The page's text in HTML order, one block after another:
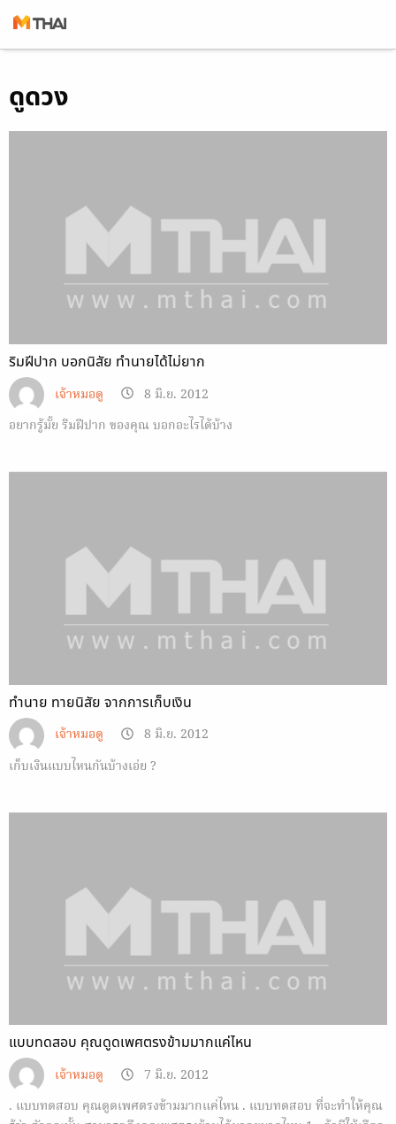
to
content
ดูดวง
ริมฝีปาก บอกนิสัย ทำนายได้ไม่ยาก
เจ้าหมอดู
8 มิ.ย. 2012
อยากรู้มั้ย ริมฝีปาก ของคุณ บอกอะไรได้บ้าง
ทำนาย ทายนิสัย จากการเก็บเงิน
เจ้าหมอดู
8 มิ.ย. 2012
เก็บเงินแบบไหนกันบ้างเอ่ย ?
แบบทดสอบ คุณดูดเพศตรงข้ามมากแค่ไหน
เจ้าหมอดู
7 มิ.ย. 2012
. แบบทดสอบ คุณดูดเพศตรงข้ามมากแค่ไหน . แบบทดสอบ ที่จะทำให้คุณ